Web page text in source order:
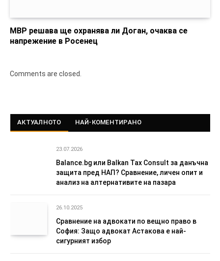
МВР решава ще охранява ли Доган, очаква се
напрежение в Росенец
Comments are closed.
АКТУАЛНОТО НАЙ-КОМЕНТИРАНО
23.07.2026
Balance.bg или Balkan Tax Consult за данъчна
защита пред НАП? Сравнение, личен опит и
анализ на алтернативите на пазара
26.10.2025
Сравнение на адвокати по вещно право в
София: Защо адвокат Астакова е най-
сигурният избор